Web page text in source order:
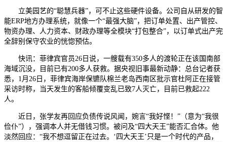
立美园艺的“聪慧兵器”，可不止这些硬件设备。公司自从研发的智
能ERP地方办理系统，就像一个“最强大脑”，把订单处置、出产管控、
物资办理、人力资本、财政办理等全模块“打包整合”，以订单式出产完
全辞别保守农业的恍惚预估。
快讯：菲律宾官员26日说，一艘载有350多人的渡轮正在该国南部
海域沉没，目前已有200多人获救。据央视旧事最新动静：总台记者获
悉，1月26日，菲律宾海岸保镳队棉兰老岛西南区批示官杜阿正在接管
采访时称，当天发生的客船倾覆变乱已致7人灭亡，目前已救起222
人。
近日，张学友再回应负债传说风闻，婉言“我好悭！”（意为“我很
俭仆”），强调本人并无借钱习惯。被问及“四大天王”能否汇合体。他
淡然回应：“我不想逗留正在过去。‘四大天王’只是一个时代的产品，